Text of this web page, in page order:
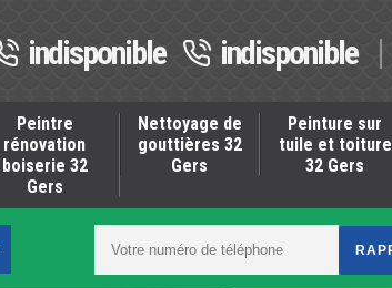
indisponible indisponible
Peintre
rénovation
boiserie 32
Gers
Nettoyage de
gouttières 32
Gers
Peinture sur
tuile et toiture
32 Gers